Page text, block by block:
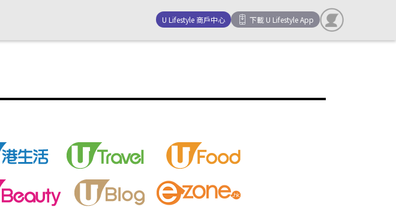
U Lifestyle 商戶中心 下載 U Lifestyle App